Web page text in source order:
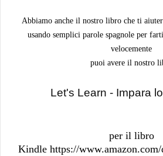
Abbiamo anche il nostro libro che ti
usando semplici parole spagnole per
velocemente
puoi avere il nostro
Let's Learn - Impara
per il libro
Kindle https://